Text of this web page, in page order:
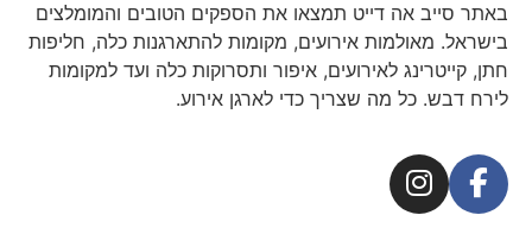
באתר סייב אה דייט תמצאו את הספקים הטובים והמומלצים
בישראל. מאולמות אירועים, מקומות להתארגנות כלה, חליפות
חתן, קייטרינג לאירועים, איפור ותסרוקות כלה ועד למקומות
לירח דבש. כל מה שצריך כדי לארגן אירוע.